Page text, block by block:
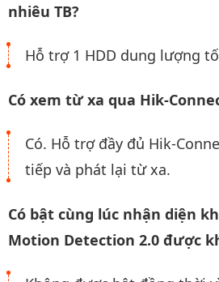
nhiêu TB?
Hỗ trợ 1 HDD dung lượng
Có xem từ xa qua Hik-
Có. Hỗ trợ đầy đủ Hik-
tiếp và phát lại từ xa.
Có bật cùng lúc nhận diện
Motion Detection 2.0 được